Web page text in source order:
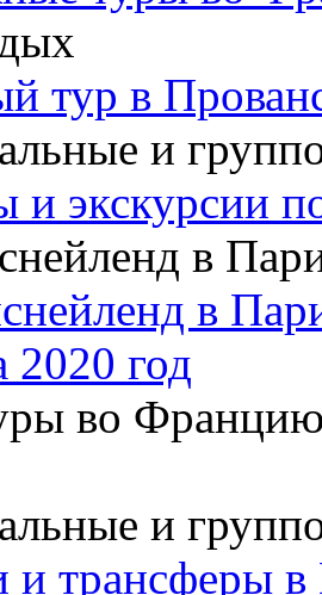
тур в
и
и экскурсии
в
в
год
во
и
и трансферы